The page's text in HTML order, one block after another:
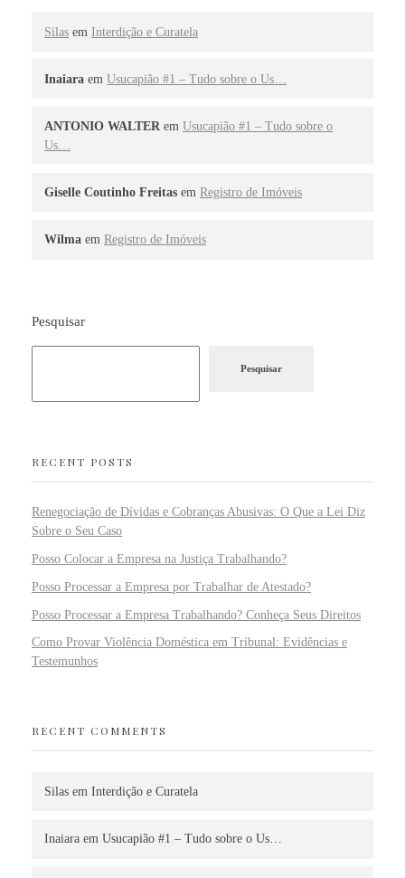
Silas em Interdição e Curatela
Inaiara em Usucapião #1 – Tudo sobre o Us…
ANTONIO WALTER em Usucapião #1 – Tudo sobre o
Us…
Giselle Coutinho Freitas em Registro de Imóveis
Wilma em Registro de Imóveis
Pesquisar
Pesquisar
RECENT POSTS
Renegociação de Dívidas e Cobranças Abusivas: O Que a Lei Diz
Sobre o Seu Caso
Posso Colocar a Empresa na Justiça Trabalhando?
Posso Processar a Empresa por Trabalhar de Atestado?
Posso Processar a Empresa Trabalhando? Conheça Seus Direitos
Como Provar Violência Doméstica em Tribunal: Evidências e
Testemunhos
RECENT COMMENTS
Silas em Interdição e Curatela
Inaiara em Usucapião #1 – Tudo sobre o Us…